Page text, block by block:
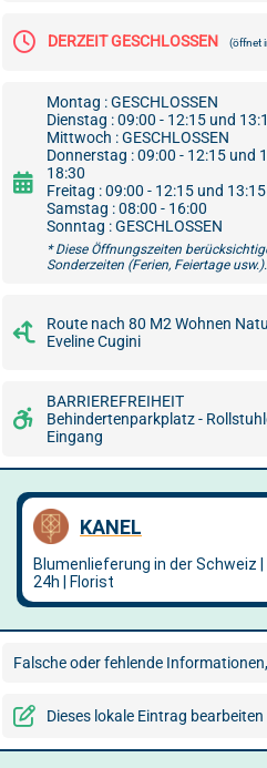
DERZEIT GESCHLOSSEN (öffnet
Montag : GESCHLOSSEN
Dienstag : 09:00 - 12:15 und
Mittwoch : GESCHLOSSEN
Donnerstag : 09:00 - 12:15 und
18:30
Freitag : 09:00 - 12:15 und
Samstag : 08:00 - 16:00
Sonntag : GESCHLOSSEN
* Diese Öffnungszeiten
Sonderzeiten (Ferien, Feiertage usw.).
Route nach 80 M2 Wohnen
Eveline Cugini
BARRIEREFREIHEIT
Behindertenparkplatz -
Eingang
Falsche oder fehlende
Dieses lokale Eintrag bearbeiten